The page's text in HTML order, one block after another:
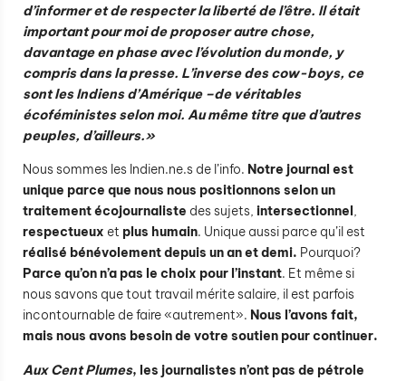
d’informer et de respecter la liberté de l’être. Il était
important pour moi de proposer autre chose,
davantage en phase avec l’évolution du monde, y
compris dans la presse. L’inverse des cow-boys, ce
sont les Indiens d’Amérique –de véritables
écoféministes selon moi. Au même titre que d’autres
peuples, d’ailleurs.»
Nous sommes les Indien.ne.s de l’info. Notre journal est
unique parce que nous nous positionnons selon un
traitement écojournaliste des sujets, intersectionnel,
respectueux et plus humain. Unique aussi parce qu’il est
réalisé bénévolement depuis un an et demi. Pourquoi?
Parce qu’on n’a pas le choix pour l’instant. Et même si
nous savons que tout travail mérite salaire, il est parfois
incontournable de faire «autrement». Nous l’avons fait,
mais nous avons besoin de votre soutien pour continuer.
Aux Cent Plumes, les journalistes n’ont pas de pétrole